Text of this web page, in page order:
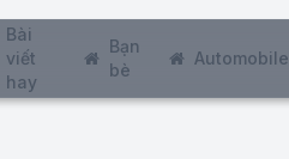
Bài
viết
hay
Bạn
bè
Automobile